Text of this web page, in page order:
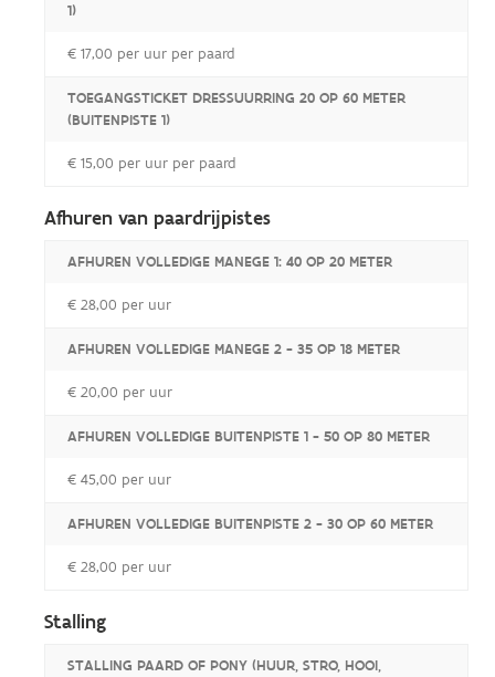
1)
€ 17,00 per uur per paard
TOEGANGSTICKET DRESSUURRING 20 OP 60 METER
(BUITENPISTE 1)
€ 15,00 per uur per paard
Afhuren van paardrijpistes
AFHUREN VOLLEDIGE MANEGE 1: 40 OP 20 METER
€ 28,00 per uur
AFHUREN VOLLEDIGE MANEGE 2 - 35 OP 18 METER
€ 20,00 per uur
AFHUREN VOLLEDIGE BUITENPISTE 1 - 50 OP 80 METER
€ 45,00 per uur
AFHUREN VOLLEDIGE BUITENPISTE 2 - 30 OP 60 METER
€ 28,00 per uur
Stalling
STALLING PAARD OF PONY (HUUR, STRO, HOOI,